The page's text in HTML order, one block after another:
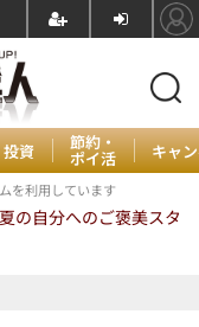
投資 節約・
ポイ活 キャ
を利用しています
の自分へのご褒美スタ